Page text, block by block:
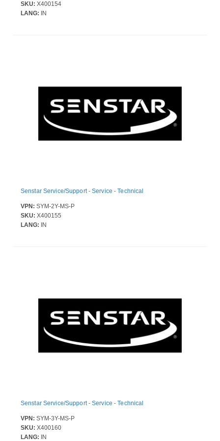
SKU: X400154
LANG: IN
Senstar Service/Support - Service - Technical
VPN: SYM-2Y-MS-P
SKU: X400155
LANG: IN
Senstar Service/Support - Service - Technical
VPN: SYM-3Y-MS-P
SKU: X400160
LANG: IN